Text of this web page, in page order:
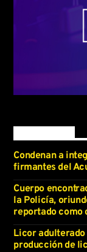
Condenan a
firmantes del
Cuerpo
la Policía,
reportado como
Licor
producción de